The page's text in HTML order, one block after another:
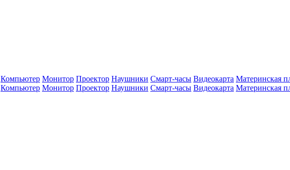
Компьютер Монитор Проектор Наушники Смарт-часы Видеокарта Материнская
Компьютер Монитор Проектор Наушники Смарт-часы Видеокарта Материнская